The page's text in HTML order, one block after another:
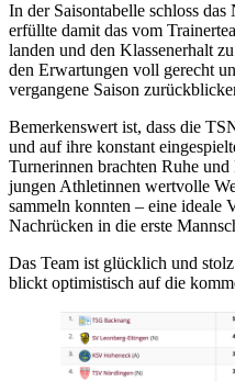
In der Saisontabelle schloss
erfüllte damit das vom
landen und den Klassenerhalt
den Erwartungen voll gerecht
vergangene Saison
Bemerkenswert ist, dass die
und auf ihre konstant
Turnerinnen brachten Ruhe
jungen Athletinnen wertvolle
sammeln konnten – eine ideale
Nachrücken in die erste
Das Team ist glücklich und
blickt optimistisch auf die